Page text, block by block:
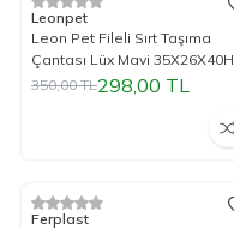
%15İndirim
Leonpet
Leon Pet Fileli Sırt Taşıma
Çantası Lüx Mavi 35X26X40H
350,00TL298,00 TL
%25İndirim
Ferplast